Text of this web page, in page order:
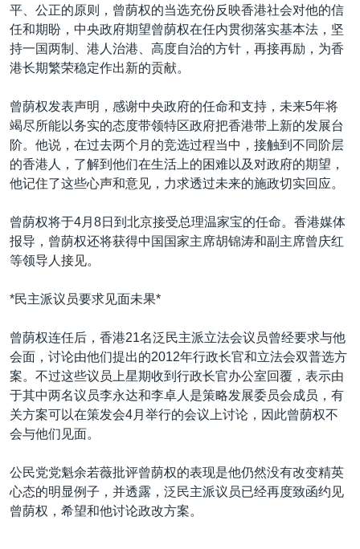
全球议题
环境
美国建国250周年
埃博拉疫情
美国之音专访
台海两岸关系
南中国海争端
关注西藏
GEN Z 看美国
关注我们
其他语言网站
平、公正的原则，曾荫权的当选充份反映香港社会对他的信
任和期盼，中央政府期望曾荫权在任内贯彻落实基本法，坚
持一国两制、港人治港、高度自治的方针，再接再励，为香
港长期繁荣稳定作出新的贡献。
曾荫权发表声明，感谢中央政府的任命和支持，未来5年将
竭尽所能以务实的态度带领特区政府把香港带上新的发展台
阶。他说，在过去两个月的竞选过程当中，接触到不同阶层
的香港人，了解到他们在生活上的困难以及对政府的期望，
他记住了这些心声和意见，力求透过未来的施政切实回应。
曾荫权将于4月8日到北京接受总理温家宝的任命。香港媒体
报导，曾荫权还将获得中国国家主席胡锦涛和副主席曾庆红
等领导人接见。
*民主派议员要求见面未果*
曾荫权连任后，香港21名泛民主派立法会议员曾经要求与他
会面，讨论由他们提出的2012年行政长官和立法会双普选方
案。不过这些议员上星期收到行政长官办公室回覆，表示由
于其中两名议员李永达和李卓人是策略发展委员会成员，有
关方案可以在策发会4月举行的会议上讨论，因此曾荫权不
会与他们见面。
公民党党魁余若薇批评曾荫权的表现是他仍然没有改变精英
心态的明显例子，并透露，泛民主派议员已经再度致函约见
曾荫权，希望和他讨论政改方案。